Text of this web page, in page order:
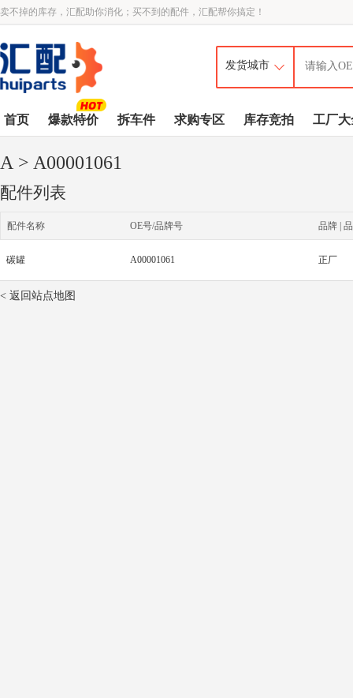
卖不掉的库存，汇配助你消化；买不到的配件，汇配帮你搞定！
首页 爆款特价 拆车件 求购专区 库存竞拍 工厂大
A > A00001061
配件列表
配件名称 OE号/品牌号 品牌 |
碳罐 A00001061 正厂
< 返回站点地图